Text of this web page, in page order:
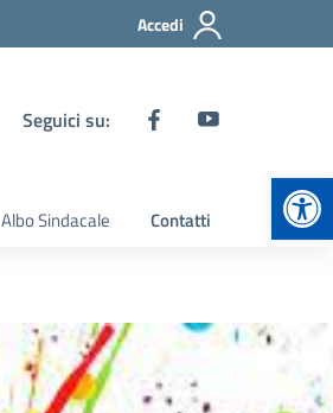
Accedi
Seguici su:
Albo Sindacale Contatti